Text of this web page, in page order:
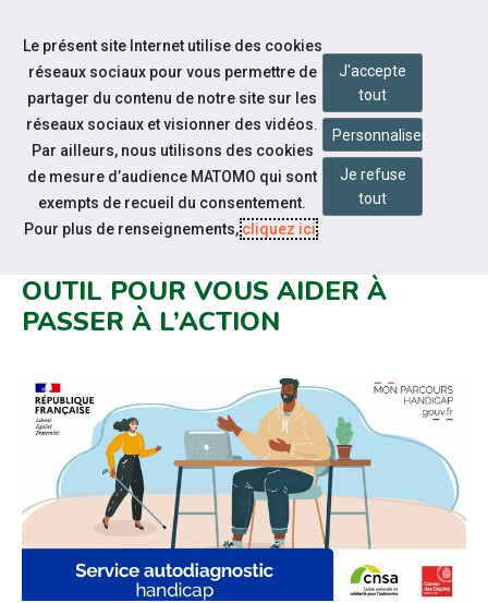
Aller au contenu
Notre actualité
AUTODIAGNOSTIC HANDICAP
OUTIL POUR VOUS AIDER À
PASSER À L’ACTION
Le présent site Internet utilise des cookies
réseaux sociaux pour vous permettre de
partager du contenu de notre site sur les
réseaux sociaux et visionner des vidéos.
Par ailleurs, nous utilisons des cookies
de mesure d’audience MATOMO qui sont
exempts de recueil du consentement.
Pour plus de renseignements,cliquez ici.
J'accepte
tout
Personnaliser
Je refuse
tout